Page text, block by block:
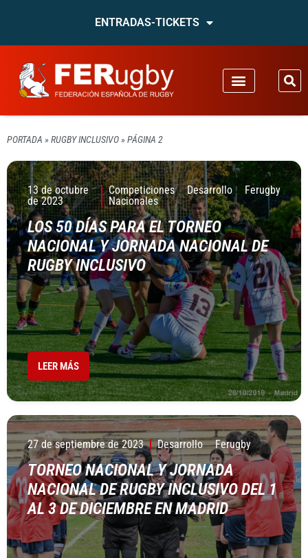
ENTRADAS-TICKETS
PORTADA » RUGBY INCLUSIVO» PÁGINA 2
13 de octubre
de 2023
Competiciones
Nacionales
Desarrollo Ferugby
LOS 50 DÍAS PARA EL TORNEO
NACIONAL Y JORNADA NACIONAL DE
RUGBY INCLUSIVO
LEER MÁS
27 de septiembre de 2023 Desarrollo Ferugby
TORNEO NACIONAL Y JORNADA
NACIONAL DE RUGBY INCLUSIVO DEL 1
AL 3 DE DICIEMBRE EN MADRID